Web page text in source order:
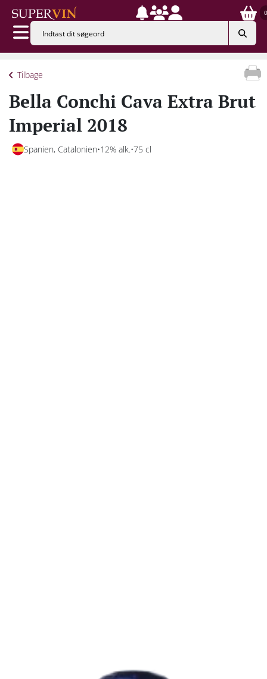
0
Tilbage
Bella Conchi Cava Extra Brut
Imperial 2018
Spanien, Catalonien 12% alk. 75 cl